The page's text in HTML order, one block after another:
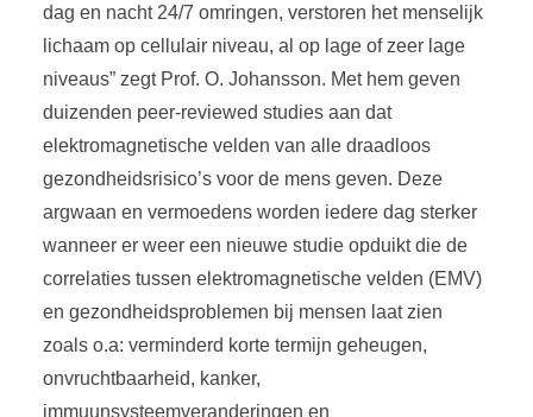
dag en nacht 24/7 omringen, verstoren het menselijk
lichaam op cellulair niveau, al op lage of zeer lage
niveaus” zegt Prof. O. Johansson. Met hem geven
duizenden peer-reviewed studies aan dat
elektromagnetische velden van alle draadloos
gezondheidsrisico’s voor de mens geven. Deze
argwaan en vermoedens worden iedere dag sterker
wanneer er weer een nieuwe studie opduikt die de
correlaties tussen elektromagnetische velden (EMV)
en gezondheidsproblemen bij mensen laat zien
zoals o.a: verminderd korte termijn geheugen,
onvruchtbaarheid, kanker,
immuunsysteemveranderingen en